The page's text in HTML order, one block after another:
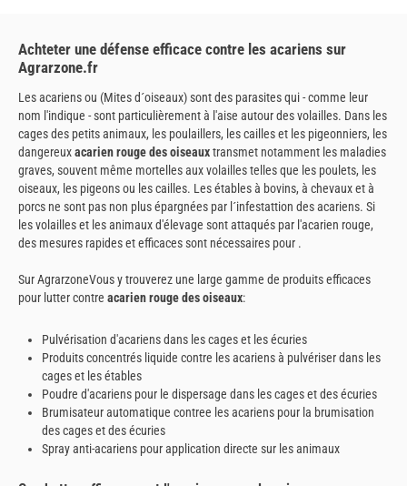
Achteter une défense efficace contre les acariens sur
Agrarzone.fr
Les acariens ou (Mites d´oiseaux) sont des parasites qui - comme leur
nom l'indique - sont particulièrement à l'aise autour des volailles. Dans les
cages des petits animaux, les poulaillers, les cailles et les pigeonniers, les
dangereuxacarien rouge des oiseauxtransmet notamment les maladies
graves, souvent même mortelles aux volailles telles que les poulets, les
oiseaux, les pigeons ou les cailles. Les étables à bovins, à chevaux et à
porcs ne sont pas non plus épargnées par l´infestattion des acariens. Si
les volailles et les animaux d'élevage sont attaqués par l'acarien rouge,
des mesures rapides et efficaces sont nécessaires pour .
Sur AgrarzoneVous y trouverez une large gamme de produits efficaces
pour lutter contre acarien rouge des oiseaux:
Pulvérisation d'acariens dans les cages et les écuries
Produits concentrés liquide contre les acariens à pulvériser dans les
cages et les étables
Poudre d'acariens pour le dispersage dans les cages et des écuries
Brumisateur automatique contree les acariens pour la brumisation
des cages et des écuries
Spray anti-acariens pour application directe sur les animaux